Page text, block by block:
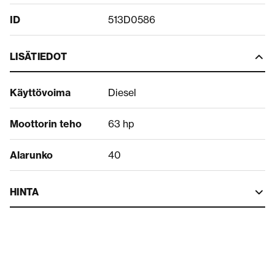
ID 513D0586
LISÄTIEDOT
Käyttövoima Diesel
Moottorin teho 63 hp
Alarunko 40
HINTA